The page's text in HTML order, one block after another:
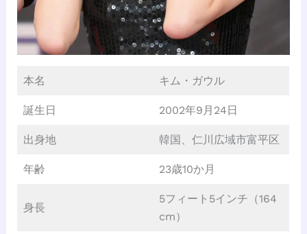
本名 キム・ガウル
誕生日 2002年9月24日
出身地 韓国、仁川広域市富平区
年齢 23歳10か月
身長
5フィート5インチ（164
cm）